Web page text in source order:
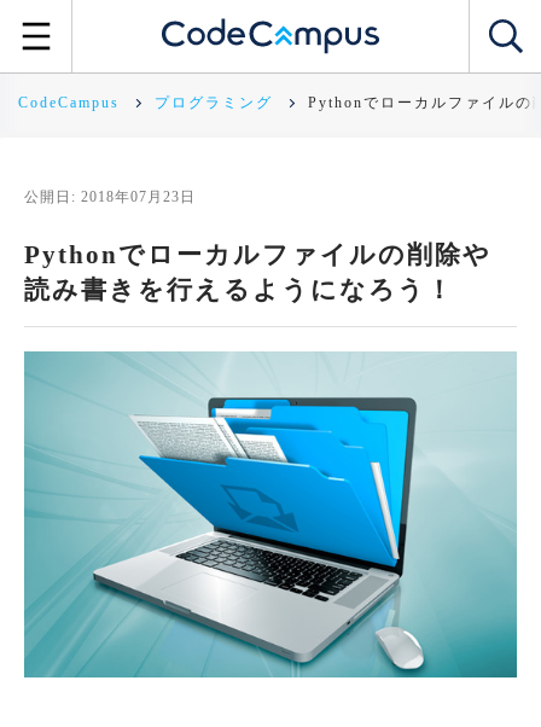
CodeCampus プログラミング Pythonでローカルファイルの
公開日: 2018年07月23日
Pythonでローカルファイルの削除や
読み書きを行えるようになろう！